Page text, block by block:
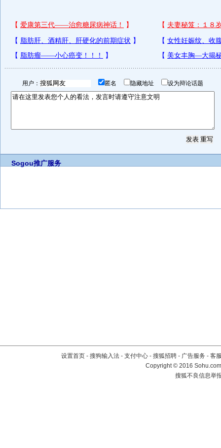
用户： 匿名 隐藏地址 设为辩论话题
Sogou推广服务
设置首页 - 搜狗输入法 - 支付中心 - 搜狐招聘 - 广告服务 - 客
Copyright©2016
搜狐不良信息举